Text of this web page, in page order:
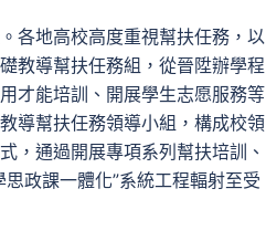
各地高校高度重視幫扶任務，以
教導幫扶任務組，從晉陞辦學程
才能培訓、開展學生志愿服務等
導幫扶任務領導小組，構成校領
，通過開展專項系列幫扶培訓、
政課一體化”系統工程輻射至受